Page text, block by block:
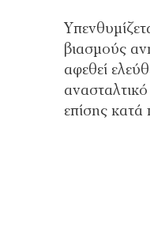
βιασμούς
αφεθεί
επίσης κατά